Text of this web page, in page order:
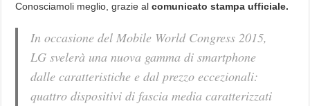
Conosciamoli meglio, grazie alcomunicato stampa ufficiale.
In occasione del Mobile World Congress 2015,
LG svelerà una nuova gamma di smartphone
dalle caratteristiche e dal prezzo eccezionali:
quattro dispositivi di fascia media caratterizzati